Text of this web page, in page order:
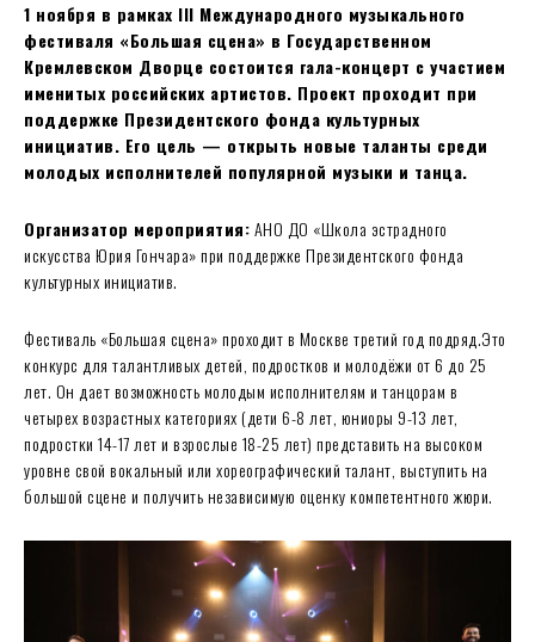
1 ноября в рамках III Международного музыкального
фестиваля «Большая сцена» в Государственном
Кремлевском Дворце состоится гала-концерт с участием
именитых российских артистов. Проект проходит при
поддержке Президентского фонда культурных
инициатив. Его цель — открыть новые таланты среди
молодых исполнителей популярной музыки и танца.
Организатор мероприятия:АНО ДО «Школа эстрадного
искусства Юрия Гончара» при поддержке Президентского фонда
культурных инициатив.
Фестиваль «Большая сцена» проходит в Москве третий год подряд.Это
конкурс для талантливых детей, подростков и молодёжи от 6 до 25
лет. Он дает возможность молодым исполнителям и танцорам в
четырех возрастных категориях (дети 6-8 лет, юниоры 9-13 лет,
подростки 14-17 лет и взрослые 18-25 лет) представить на высоком
уровне свой вокальный или хореографический талант, выступить на
большой сцене и получить независимую оценку компетентного жюри.